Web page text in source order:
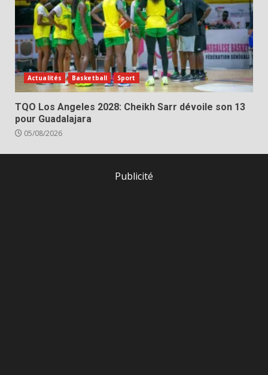
Actualités Basketball Sport
TQO Los Angeles 2028: Cheikh Sarr dévoile son 13
pour Guadalajara
05/08/2026
Publicité